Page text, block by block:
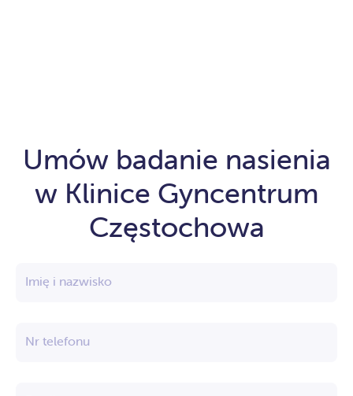
Umów badanie nasienia
w Klinice Gyncentrum
Częstochowa
Imię i nazwisko
Nr telefonu